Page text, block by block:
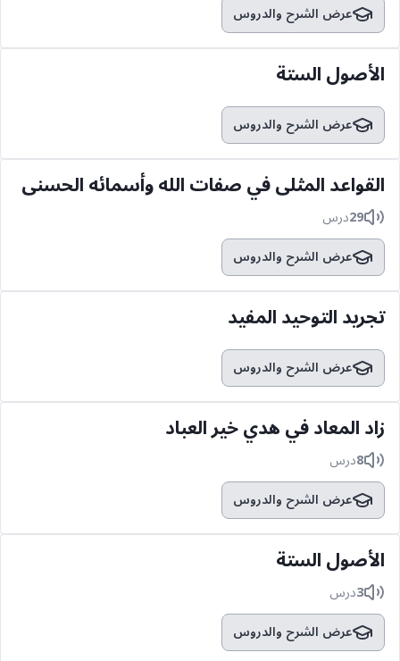
عرض الشرح والدروس
الأصول الستة
عرض الشرح والدروس
القواعد المثلى في صفات الله وأسمائه الحسنى
29درس
عرض الشرح والدروس
تجريد التوحيد المفيد
عرض الشرح والدروس
زاد المعاد في هدي خير العباد
8درس
عرض الشرح والدروس
الأصول الستة
3درس
عرض الشرح والدروس